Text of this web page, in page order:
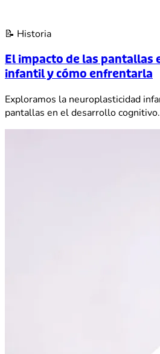
📝 Historia
El impacto de las pantallas
infantil y cómo enfrentarla
Exploramos la neuroplasticidad
pantallas en el desarrollo cognitivo.